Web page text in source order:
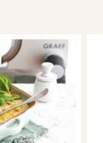
aus
(PP)